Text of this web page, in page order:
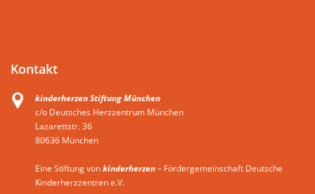
Kontakt
kinderherzen Stiftung München
c/o Deutsches Herzzentrum München
Lazarettstr. 36
80636 München
Eine Stiftung vonkinderherzen– Fördergemeinschaft Deutsche
Kinderherzzentren e.V.